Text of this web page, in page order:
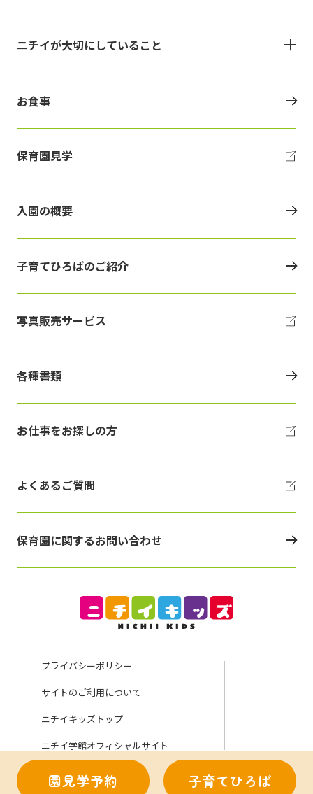
園見学予約 子育てひろば
プライバシーポリシー
サイトのご利用について
ニチイキッズトップ
ニチイ学館オフィシャルサイト
Copyright (C) Nichii Gakkan Company. All rights reserved.
ニチイが大切にしていること
お食事
保育園見学
入園の概要
子育てひろばのご紹介
写真販売サービス
各種書類
お仕事をお探しの方
よくあるご質問
保育園に関するお問い合わせ